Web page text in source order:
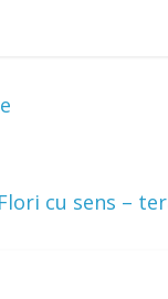
Flori cu sens –